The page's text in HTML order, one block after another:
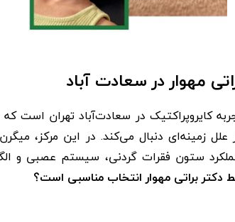
مهوار در سعادت آباد
کایروپراکتیک در سعادت‌آباد تهران است که
زمینه‌ای دنبال می‌کند. در این مرکز،
ستون فقرات گردنی، سیستم عصبی و
دکتر براتی مهوار انتخاب مناسبی است؟